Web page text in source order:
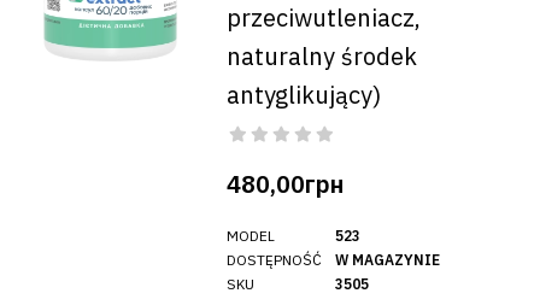
przeciwutleniacz,
naturalny środek
antyglikujący)
480,00грн
MODEL
DOSTĘPNOŚĆ
SKU
523
W MAGAZYNIE
3505